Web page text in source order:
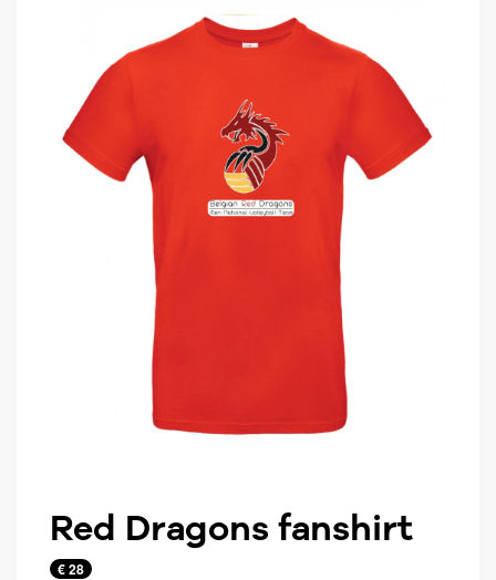
Red Dragons fanshirt
€ 28